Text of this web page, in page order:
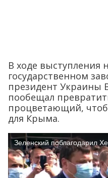
В ходе выступления
государственном
президент Украины
пообещал
процветающий,
для Крыма.